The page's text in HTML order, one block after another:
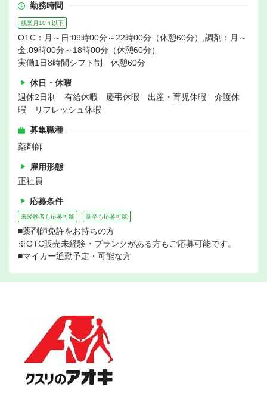
勤務時間
残業月10ｈ以下
OTC：月～日:09時00分～22時00分（休憩60分）,調剤：月～
金:09時00分～18時00分（休憩60分）
実働1日8時間シフト制 休憩60分
休日・休暇
週休2日制 有給休暇 慶弔休暇 出産・育児休暇 介護休
暇 リフレッシュ休暇
募集職種
薬剤師
雇用形態
正社員
応募条件
未経験者も応募可能 新卒も応募可能
■薬剤師免許をお持ちの方
※OTC販売未経験・ブランクがある方もご応募可能です。
■マイカー通勤予定・可能な方